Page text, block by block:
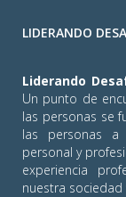
LIDERANDO
Liderando
Un punto de
las personas se
las personas a
personal y
experiencia
nuestra sociedad